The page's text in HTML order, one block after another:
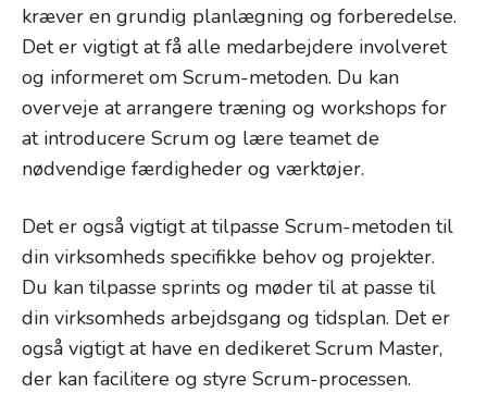
kræver en grundig planlægning og forberedelse.
Det er vigtigt at få alle medarbejdere involveret
og informeret om Scrum-metoden. Du kan
overveje at arrangere træning og workshops for
at introducere Scrum og lære teamet de
nødvendige færdigheder og værktøjer.
Det er også vigtigt at tilpasse Scrum-metoden til
din virksomheds specifikke behov og projekter.
Du kan tilpasse sprints og møder til at passe til
din virksomheds arbejdsgang og tidsplan. Det er
også vigtigt at have en dedikeret Scrum Master,
der kan facilitere og styre Scrum-processen.